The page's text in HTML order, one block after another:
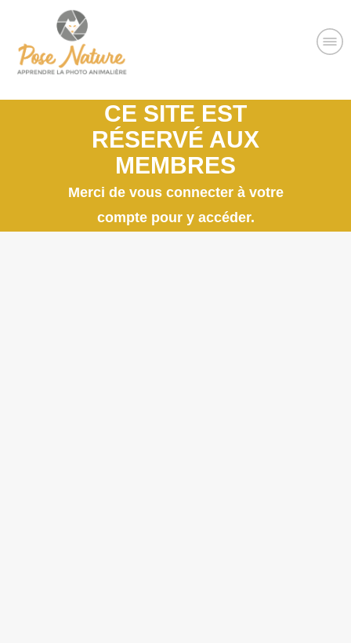
CE SITE EST
RÉSERVÉ AUX
MEMBRES
Merci de vous connecter à votre
compte pour y accéder.